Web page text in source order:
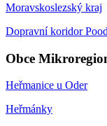
Moravskoslezský kraj
Dopravní koridor
Obce
Heřmanice u Oder
Heřmánky